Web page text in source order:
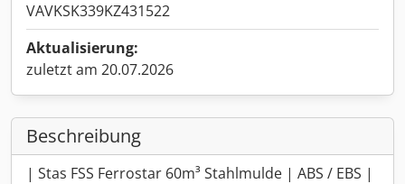
VAVKSK339KZ431522
Aktualisierung:
zuletzt am 20.07.2026
Beschreibung
| Stas FSS Ferrostar 60m³ Stahlmulde | ABS / EBS |